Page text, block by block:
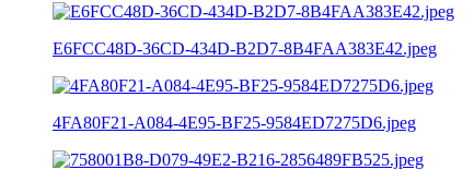
E6FCC48D-36CD-434D-B2D7-8B4FAA383E42.jpeg
4FA80F21-A084-4E95-BF25-9584ED7275D6.jpeg